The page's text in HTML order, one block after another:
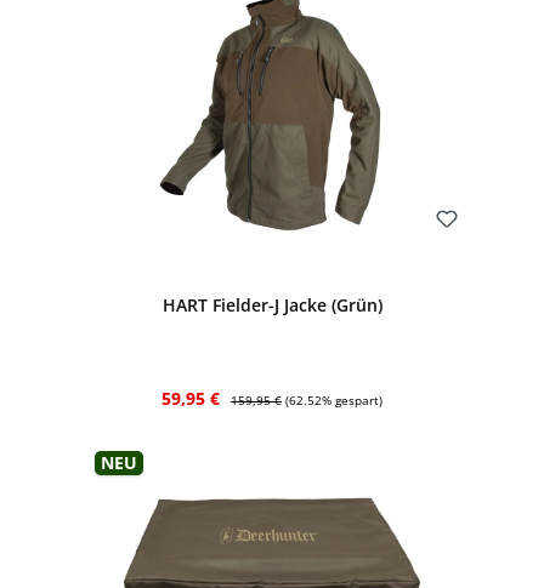
HART Fielder-J Jacke (Grün)
Verkaufspreis:
59,95 € Regulärer Preis:
159,95 € (62.52% gespart)
Neu